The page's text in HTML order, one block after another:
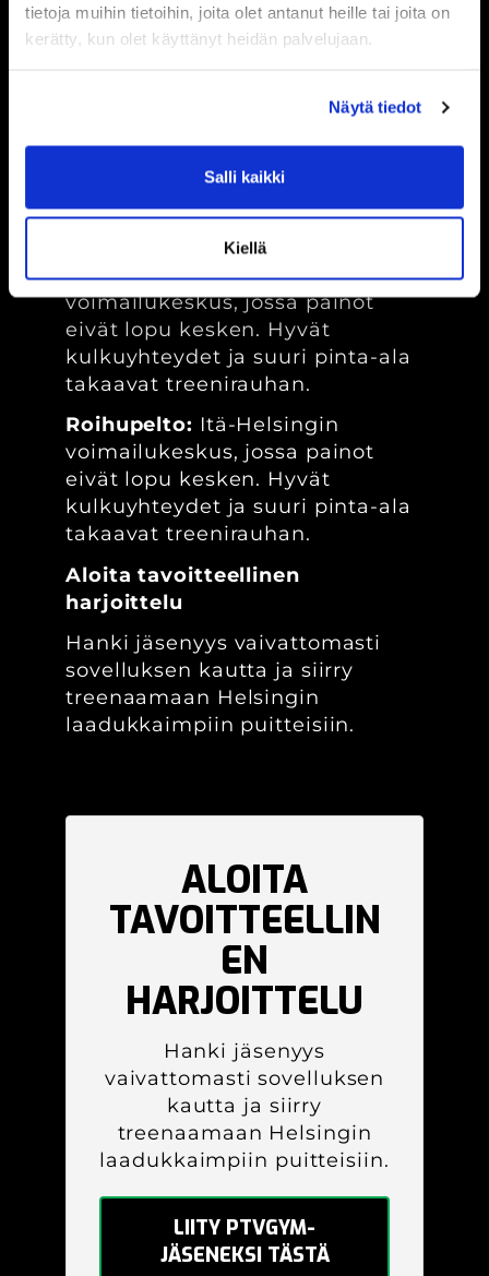
tietoja muihin tietoihin, joita olet antanut heille tai joita on
kerätty, kun olet käyttänyt heidän palvelujaan.
Näytä tiedot
Salli kaikki
Kiellä
parhailla mahdollisilla välineillä
ilman turhaa hifistelyä. Salit
tilaa on tarpeeksi, rauta on
motivoiva. Molempien
toimipisteiden laitteet on valittu
niiden suorituskyvyn ja
Roihupelto:Itä-Helsingin
voimailukeskus, jossa painot
eivät lopu kesken. Hyvät
kulkuyhteydet ja suuri pinta-ala
takaavat treenirauhan.
Roihupelto: Itä-Helsingin
voimailukeskus, jossa painot
eivät lopu kesken. Hyvät
kulkuyhteydet ja suuri pinta-ala
takaavat treenirauhan.
Aloita tavoitteellinen
harjoittelu
Hanki jäsenyys vaivattomasti
sovelluksen kautta ja siirry
treenaamaan Helsingin
laadukkaimpiin puitteisiin.
ALOITA
TAVOITTEELLIN
EN
HARJOITTELU
Hanki jäsenyys
vaivattomasti sovelluksen
kautta ja siirry
treenaamaan Helsingin
laadukkaimpiin puitteisiin.
LIITY PTVGYM-
JÄSENEKSI TÄSTÄ